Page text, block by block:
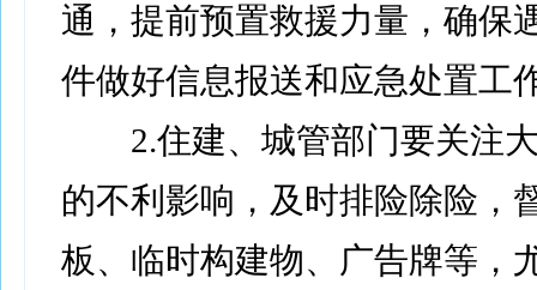
通，提前预置救援力量，确保
件做好信息报送和应急处置工
2.住建、城管部门要关注大
的不利影响，及时排险除险，
板、临时构建物、广告牌等，